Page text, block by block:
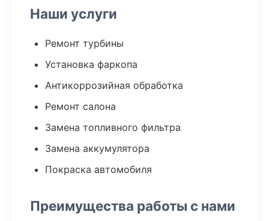
Наши услуги
Ремонт турбины
Установка фаркопа
Антикоррозийная обработка
Ремонт салона
Замена топливного фильтра
Замена аккумулятора
Покраска автомобиля
Преимущества работы с нами